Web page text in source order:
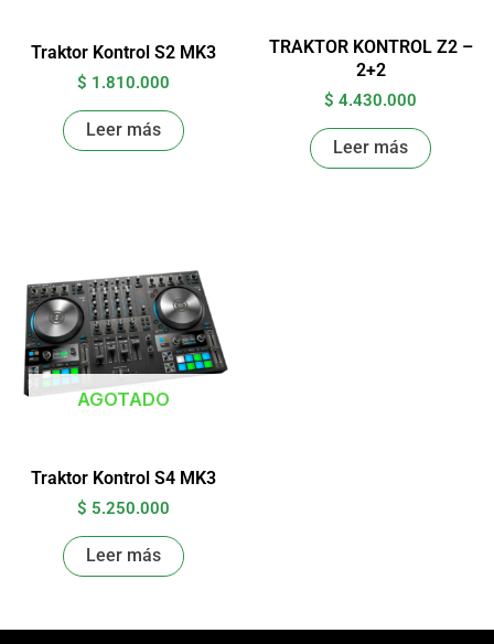
Traktor Kontrol S2 MK3
$ 1.810.000
Leer más
TRAKTOR KONTROL Z2 –
2+2
$ 4.430.000
Leer más
AGOTADO
Traktor Kontrol S4 MK3
$ 5.250.000
Leer más